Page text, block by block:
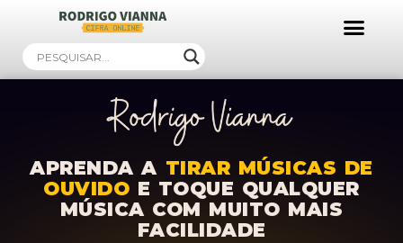
APRENDA A TIRAR MÚSICAS DE
OUVIDO E TOQUE QUALQUER
MÚSICA COM MUITO MAIS
FACILIDADE